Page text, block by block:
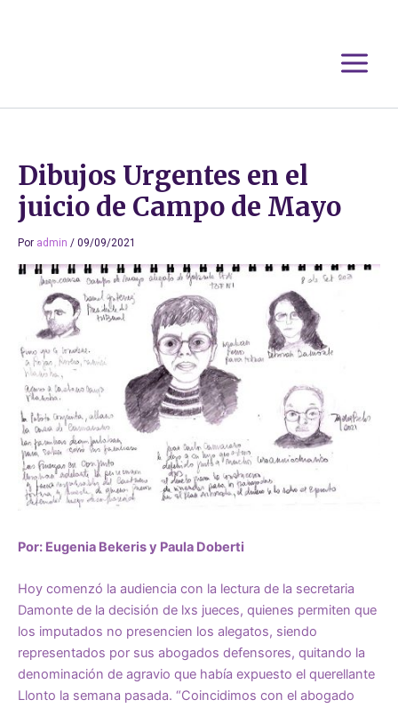
Dibujos Urgentes en el
juicio de Campo de Mayo
Por admin / 09/09/2021
Por: Eugenia Bekeris y Paula Doberti
Hoy comenzó la audiencia con la lectura de la secretaria
Damonte de la decisión de lxs jueces, quienes permiten que
los imputados no presencien los alegatos, siendo
representados por sus abogados defensores, quitando la
denominación de agravio que había expuesto el querellante
Llonto la semana pasada. “Coincidimos con el abogado